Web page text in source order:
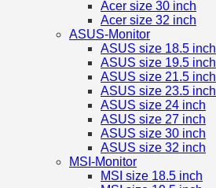
Acer size 30 inch
Acer size 32 inch
ASUS-Monitor
ASUS size 18.5 inch
ASUS size 19.5 inch
ASUS size 21.5 inch
ASUS size 23.5 inch
ASUS size 24 inch
ASUS size 27 inch
ASUS size 30 inch
ASUS size 32 inch
MSI-Monitor
MSI size 18.5 inch